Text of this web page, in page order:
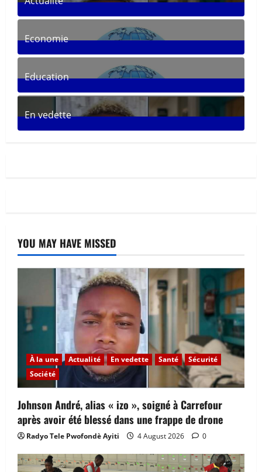
287Posts
Economie
30Posts
Education
33Posts
En vedette
YOU MAY HAVE MISSED
À la une Actualité En vedette Santé
Sécurité
Société
Johnson André, alias « izo », soigné à Carrefour
après avoir été blessé dans une frappe de drone
Radyo Tele Pwofondè Ayiti 4 August 2026 0